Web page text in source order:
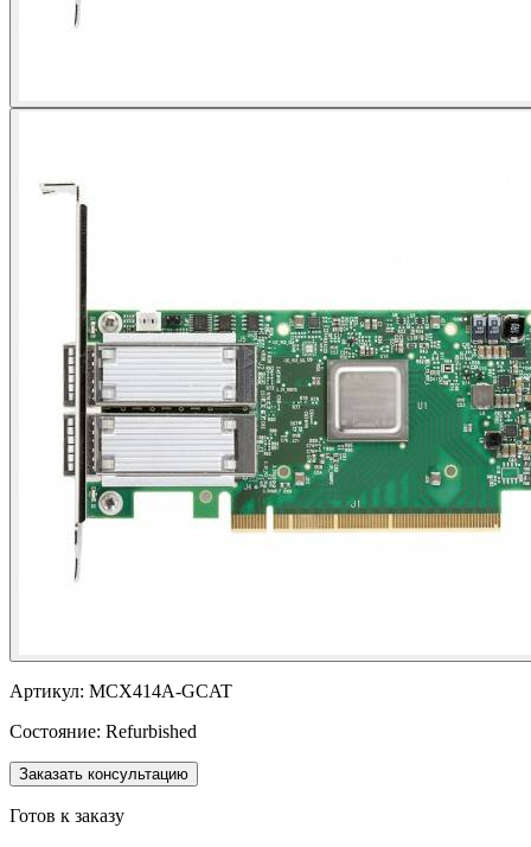
Артикул: MCX414A-GCAT
Состояние: Refurbished
Заказать консультацию
Готов к заказу